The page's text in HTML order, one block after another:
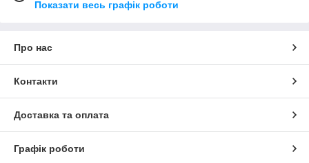
Показати весь графік роботи
Про нас
Контакти
Доставка та оплата
Графік роботи